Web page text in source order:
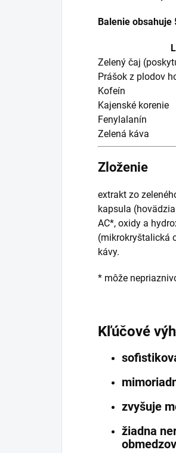
Balenie obsahuje
Zelený čaj
Prášok z plodov
Kofeín
Kajenské korenie
Fenylalanín
Zelená káva
Zloženie
extrakt zo
kapsula
AC*, oxidy a
(mikrokryštalická
kávy.
* môže
Kľúčové
zvyšuje
žiadna